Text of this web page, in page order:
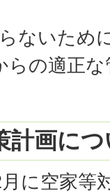
ないため
らの適正
計画に
に空家等